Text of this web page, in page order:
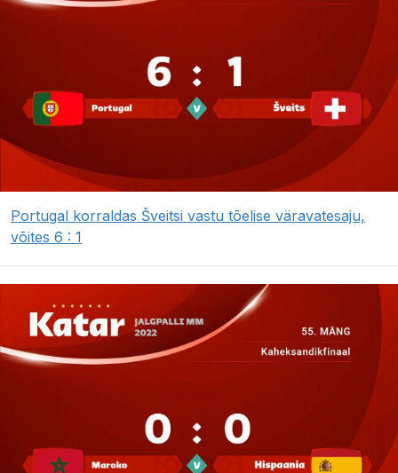
Portugal korraldas Šveitsi vastu tõelise väravatesaju,
võites 6 : 1